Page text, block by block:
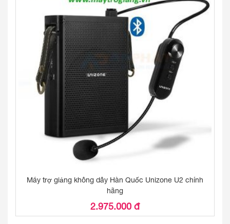
Máy trợ giảng không dây Hàn Quốc Unizone U2 chính
hãng
2.975.000 đ